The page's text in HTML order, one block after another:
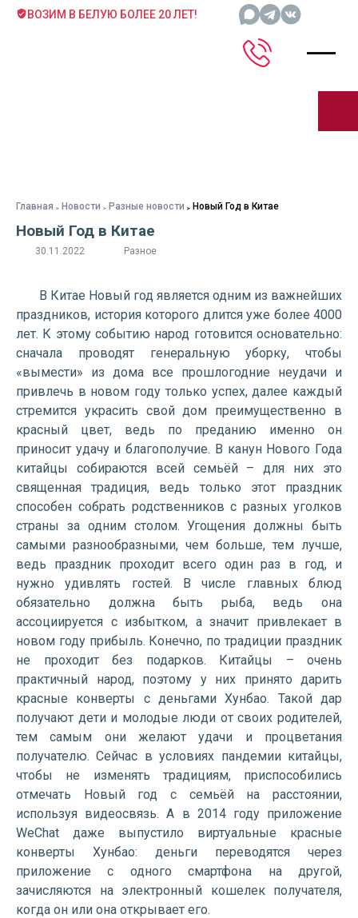
ВОЗИМ В БЕЛУЮ БОЛЕЕ 20 ЛЕТ!
Главная Новости Разные новости Новый Год в Китае
Новый Год в Китае
30.11.2022 Разное
В Китае Новый год является одним из важнейших
праздников, история которого длится уже более 4000
лет. К этому событию народ готовится основательно:
сначала проводят генеральную уборку, чтобы
«вымести» из дома все прошлогодние неудачи и
привлечь в новом году только успех, далее каждый
стремится украсить свой дом преимущественно в
красный цвет, ведь по преданию именно он
приносит удачу и благополучие. В канун Нового Года
китайцы собираются всей семьёй – для них это
священная традиция, ведь только этот праздник
способен собрать родственников с разных уголков
страны за одним столом. Угощения должны быть
самыми разнообразными, чем больше, тем лучше,
ведь праздник проходит всего один раз в год, и
нужно удивлять гостей. В числе главных блюд
обязательно должна быть рыба, ведь она
ассоциируется с избытком, а значит привлекает в
новом году прибыль. Конечно, по традиции праздник
не проходит без подарков. Китайцы – очень
практичный народ, поэтому у них принято дарить
красные конверты с деньгами Хунбао. Такой дар
получают дети и молодые люди от своих родителей,
тем самым они желают удачи и процветания
получателю. Сейчас в условиях пандемии китайцы,
чтобы не изменять традициям, приспособились
отмечать Новый год с семьёй на расстоянии,
используя видеосвязь. А в 2014 году приложение
WeChat даже выпустило виртуальные красные
конверты Хунбао: деньги переводятся через
приложение с одного смартфона на другой,
зачисляются на электронный кошелек получателя,
когда он или она открывает его.